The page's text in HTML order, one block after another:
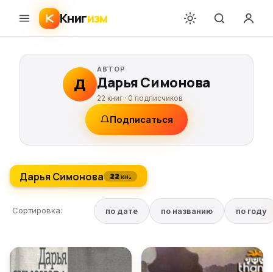
Книгизм
Д
АВТОР
Дарья Симонова
22 книг ·0 подписчиков
Подписаться
Дарья Симонова 22 кн.
Сортировка: по дате по названию по году